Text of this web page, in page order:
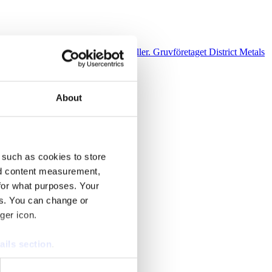
About
as cookies to store
content measurement,
what purposes. Your
You can change or
icon.
section
brytning av uran med andra metaller. Gruvföretaget District Metals